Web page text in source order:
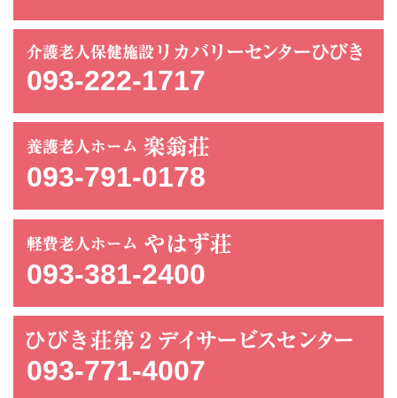
093-222-1717
093-791-0178
093-381-2400
093-771-4007